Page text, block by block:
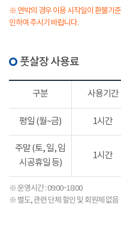
※ 연박의 경우 이용 시작일이 환불기
인하여 주시기 바랍니다.
풋살장 사용료
구분 사용기간
평일 (월~금) 1시간
주말 (토, 일, 임
시공휴일 등)
1시간
※ 운영시간 : 09:00~18:00
※ 별도, 관련 단체 할인 및 회원제 없음